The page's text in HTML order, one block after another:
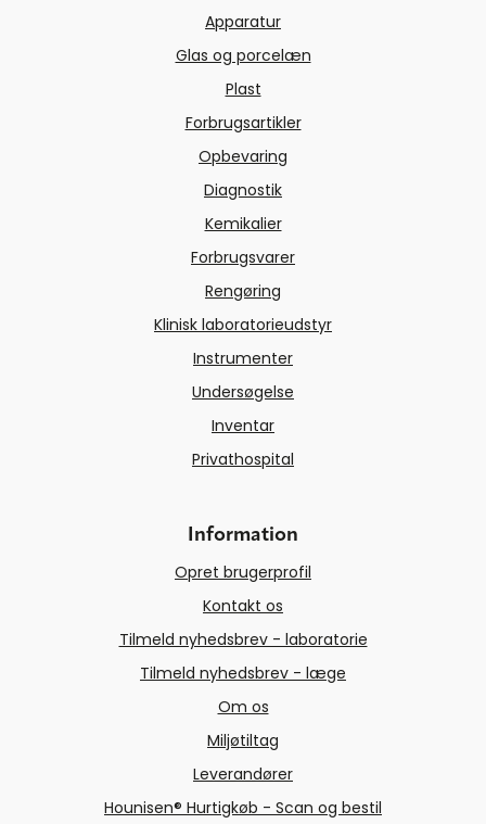
Apparatur
Glas og porcelæn
Plast
Forbrugsartikler
Opbevaring
Diagnostik
Kemikalier
Forbrugsvarer
Rengøring
Klinisk laboratorieudstyr
Instrumenter
Undersøgelse
Inventar
Privathospital
Information
Opret brugerprofil
Kontakt os
Tilmeld nyhedsbrev - laboratorie
Tilmeld nyhedsbrev - læge
Om os
Miljøtiltag
Leverandører
Hounisen® Hurtigkøb - Scan og bestil